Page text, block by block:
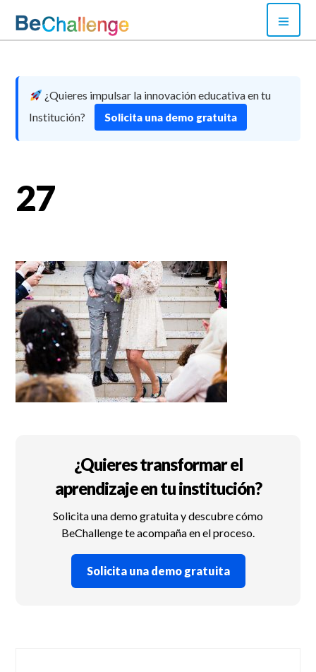
content
¿Quieres impulsar la innovación educativa en tu
Institución?
Solicita una demo gratuita
27
¿Quieres transformar el
aprendizaje en tu institución?
Solicita una demo gratuita y descubre cómo
BeChallenge te acompaña en el proceso.
Solicita una demo gratuita